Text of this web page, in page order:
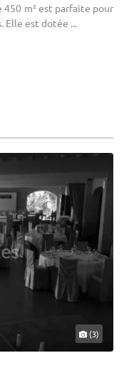
450 m² est parfaite pour
Elle est dotée ...
(3)